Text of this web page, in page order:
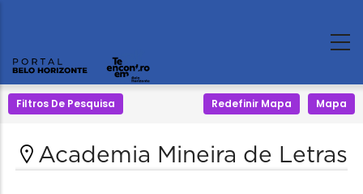
Filtros De Pesquisa Redefinir Mapa Mapa
Academia Mineira de Letras